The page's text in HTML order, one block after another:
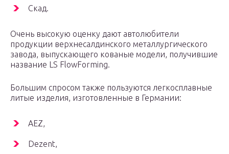
Скад.
Очень высокую оценку дают автолюбители
продукции верхнесалдинского металлургического
завода, выпускающего кованые модели, получившие
название LS FlowForming.
Большим спросом также пользуются легкосплавные
литые изделия, изготовленные в Германии:
AEZ,
Dezent,